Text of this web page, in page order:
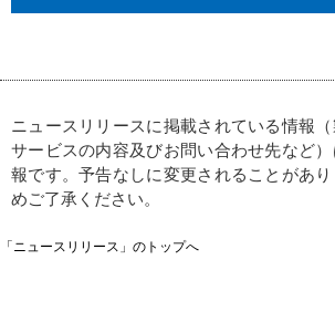
ニュースリリースに掲載されている情報（
サービスの内容及びお問い合わせ先など
報です。予告なしに変更されることがあ
めご了承ください。
「ニュースリリース」のトップへ